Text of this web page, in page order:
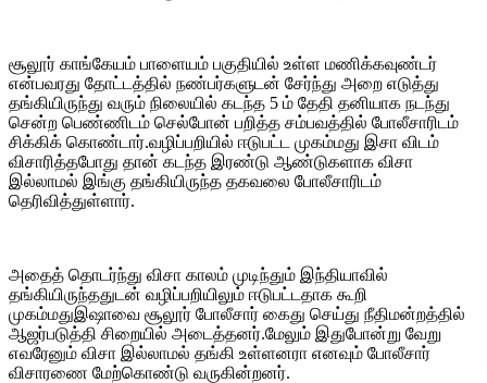
சூலூர் காங்கேயம் பாளையம் பகுதியில் உள்ள மணிக்கவுண்டர்
என்பவரது தோட்டத்தில் நண்பர்களுடன் சேர்ந்து அறை எடுத்து
தங்கியிருந்து வரும் நிலையில் கடந்த 5 ம் தேதி தனியாக நடந்து
சென்ற பெண்ணிடம் செல்போன் பறித்த சம்பவத்தில் போலீசாரிடம்
சிக்கிக் கொண்டார்.வழிப்பறியில் ஈடுபட்ட முகம்மது இசா விடம்
விசாரித்தபோது தான் கடந்த இரண்டு ஆண்டுகளாக விசா
இல்லாமல் இங்கு தங்கியிருந்த தகவலை போலீசாரிடம்
தெரிவித்துள்ளார்.
அதைத் தொடர்ந்து விசா காலம் முடிந்தும் இந்தியாவில்
தங்கியிருந்ததுடன் வழிப்பறியிலும் ஈடுபட்டதாக கூறி
முகம்மதுஇஷாவை சூலூர் போலீசார் கைது செய்து நீதிமன்றத்தில்
ஆஜர்படுத்தி சிறையில் அடைத்தனர்.மேலும் இதுபோன்று வேறு
எவரேனும் விசா இல்லாமல் தங்கி உள்ளனரா எனவும் போலீசார்
விசாரணை மேற்கொண்டு வருகின்றனர்.